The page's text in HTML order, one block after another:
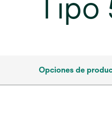
Tipo
Opciones de